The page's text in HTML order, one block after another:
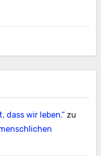
dass wir leben.“zu